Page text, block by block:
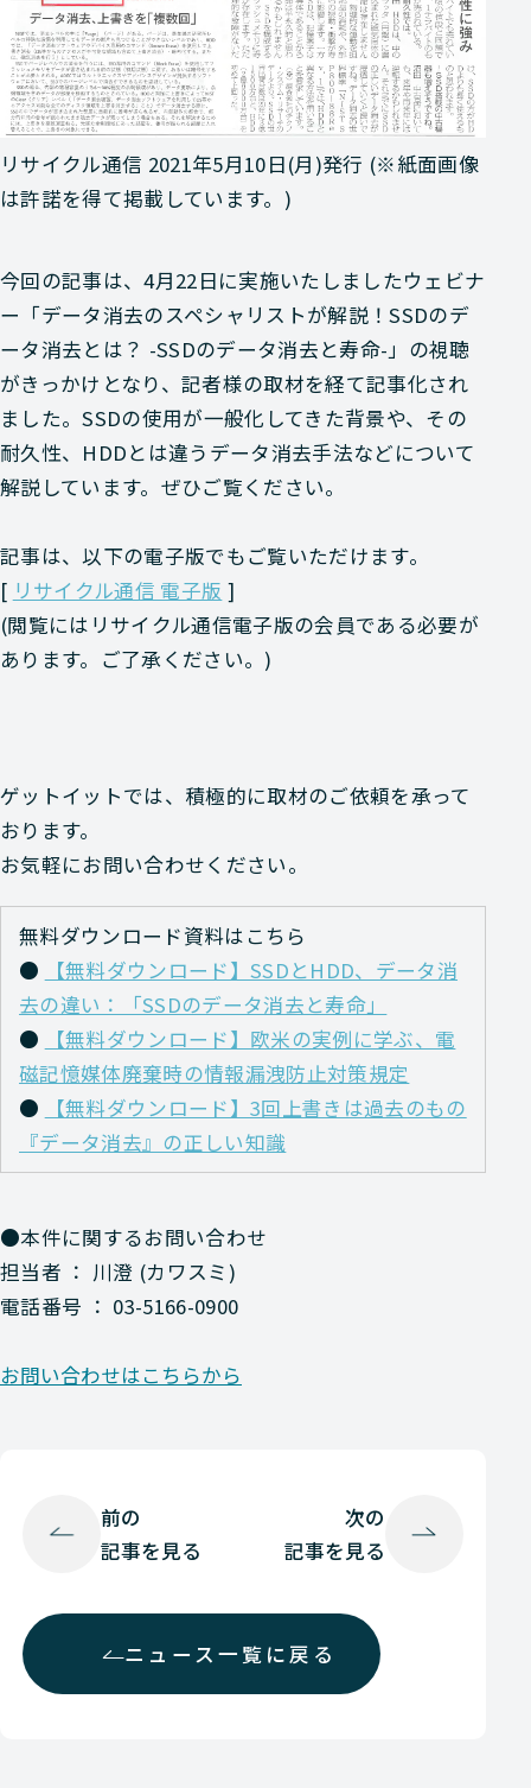
リサイクル通信 2021年5月10日(月)発行 (※紙面画像
は許諾を得て掲載しています。)
今回の記事は、4月22日に実施いたしましたウェビナ
ー「データ消去のスペシャリストが解説！SSDのデ
ータ消去とは？ -SSDのデータ消去と寿命-」の視聴
がきっかけとなり、記者様の取材を経て記事化され
ました。SSDの使用が一般化してきた背景や、その
耐久性、HDDとは違うデータ消去手法などについて
解説しています。ぜひご覧ください。
記事は、以下の電子版でもご覧いただけます。
[ リサイクル通信 電子版 ]
(閲覧にはリサイクル通信電子版の会員である必要が
あります。ご了承ください。)
ゲットイットでは、積極的に取材のご依頼を承って
おります。
お気軽にお問い合わせください。
無料ダウンロード資料はこちら
●
【無料ダウンロード】SSDとHDD、データ消
去の違い：「SSDのデータ消去と寿命」
●
【無料ダウンロード】欧米の実例に学ぶ、電
磁記憶媒体廃棄時の情報漏洩防止対策規定
●
【無料ダウンロード】3回上書きは過去のもの
『データ消去』の正しい知識
●本件に関するお問い合わせ
担当者 ： 川澄 (カワスミ)
電話番号 ： 03-5166-0900
お問い合わせはこちらから
前の
記事を見る
ニュース一覧に戻る
次の
記事を見る